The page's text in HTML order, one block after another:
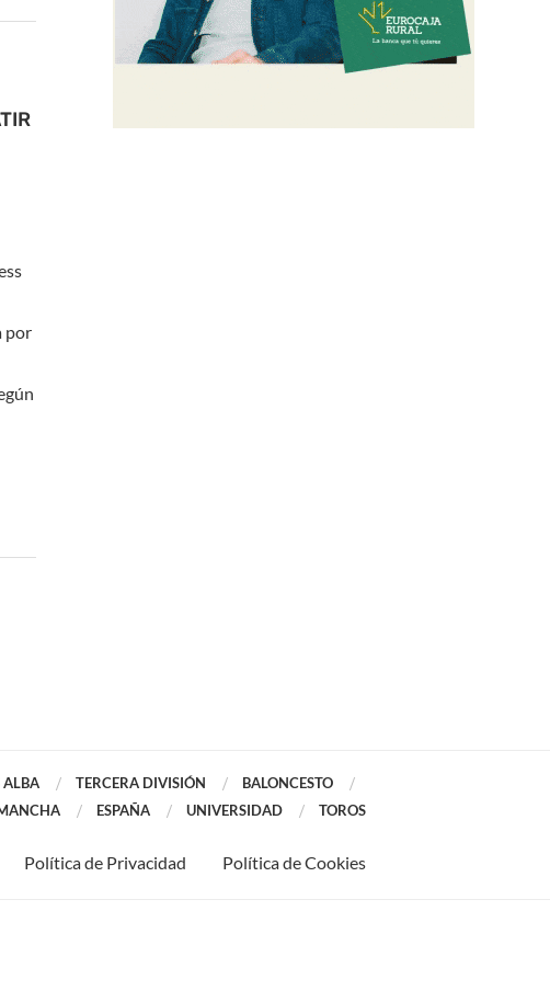
por
ALBA TERCERA DIVISIÓN
BALONCESTO
ESPAÑA UNIVERSIDAD TOROS
Política de Privacidad Política de Cookies